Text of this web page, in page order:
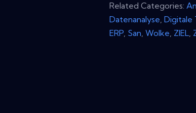
Related Categories:
Datenanalyse,Digitale
ERP, San,Wolke, ZIEL,